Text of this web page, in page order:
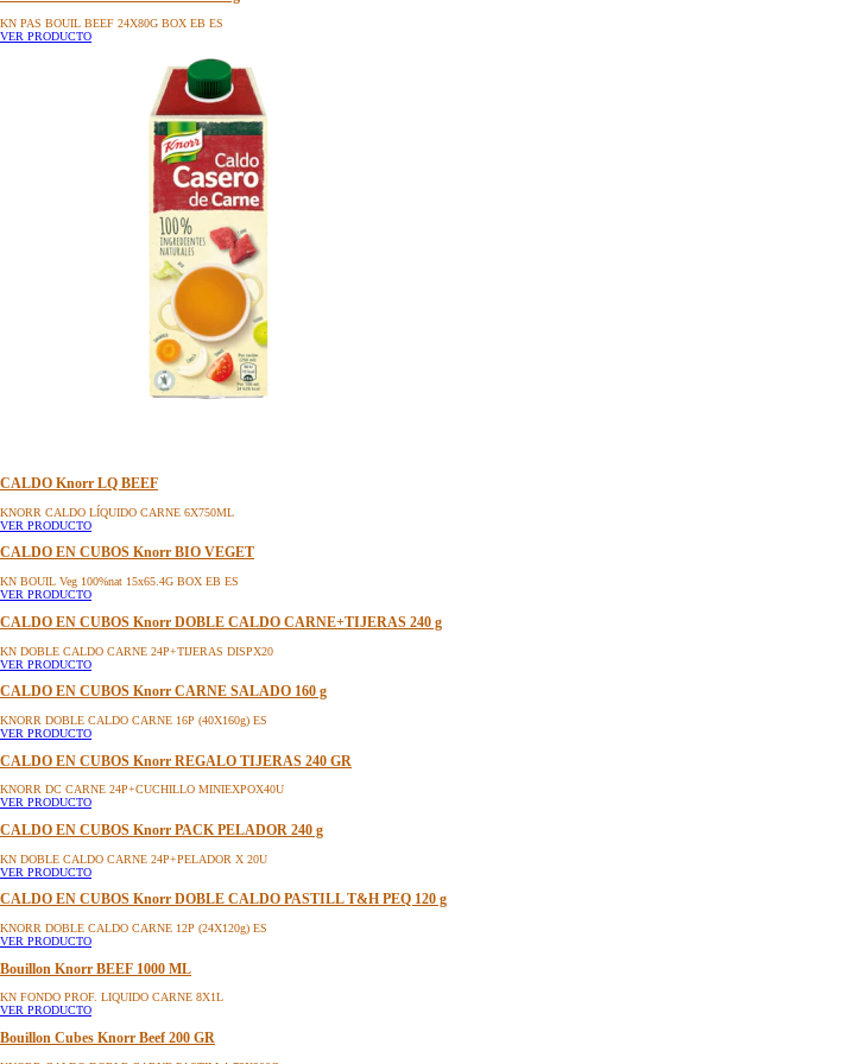
KN PAS BOUIL BEEF 24X80G BOX EB ES
VER PRODUCTO
CALDO Knorr LQ BEEF
KNORR CALDO LÍQUIDO CARNE 6X750ML
VER PRODUCTO
CALDO EN CUBOS Knorr BIO VEGET
KN BOUIL Veg 100%nat 15x65.4G BOX EB ES
VER PRODUCTO
CALDO EN CUBOS Knorr DOBLE CALDO CARNE+TIJERAS 240 g
KN DOBLE CALDO CARNE 24P+TIJERAS DISPX20
VER PRODUCTO
CALDO EN CUBOS Knorr CARNE SALADO 160 g
KNORR DOBLE CALDO CARNE 16P (40X160g) ES
VER PRODUCTO
CALDO EN CUBOS Knorr REGALO TIJERAS 240 GR
KNORR DC CARNE 24P+CUCHILLO MINIEXPOX40U
VER PRODUCTO
CALDO EN CUBOS Knorr PACK PELADOR 240 g
KN DOBLE CALDO CARNE 24P+PELADOR X 20U
VER PRODUCTO
CALDO EN CUBOS Knorr DOBLE CALDO PASTILL T&H PEQ 120 g
KNORR DOBLE CALDO CARNE 12P (24X120g) ES
VER PRODUCTO
Bouillon Knorr BEEF 1000 ML
KN FONDO PROF. LIQUIDO CARNE 8X1L
VER PRODUCTO
Bouillon Cubes Knorr Beef 200 GR